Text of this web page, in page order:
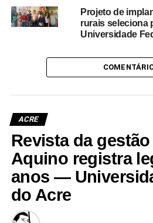
Projeto de
rurais
Universidade
ACRE
Revista da
Aquino registra
anos —
do Acre